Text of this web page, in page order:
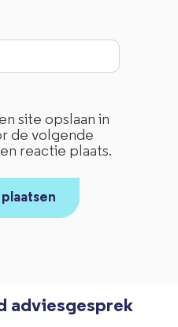
site opslaan in
de volgende
reactie plaats.
adviesgesprek